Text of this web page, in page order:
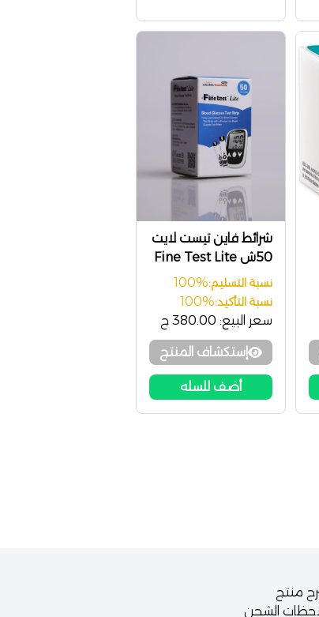
شرائط فاين تيست لايت
50ش Fine Test Lite
نسبة التسليم:100%
نسبة التأكيد:100%
سعر البيع: 380.00 ج
إستكشاف المنتج
أضف للسله
منتج
الشحن